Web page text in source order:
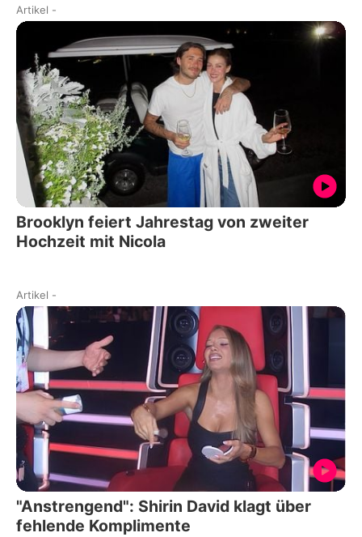
Artikel -
Brooklyn feiert Jahrestag von zweiter
Hochzeit mit Nicola
Artikel -
"Anstrengend": Shirin David klagt über
fehlende Komplimente